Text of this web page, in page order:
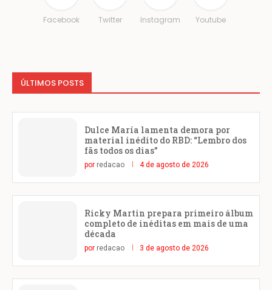
Facebook Twitter Instagram Youtube
ÚLTIMOS POSTS
Dulce María lamenta demora por
material inédito do RBD: “Lembro dos
fãs todos os dias”
por redacao 4 de agosto de 2026
Ricky Martin prepara primeiro álbum
completo de inéditas em mais de uma
década
por redacao 3 de agosto de 2026